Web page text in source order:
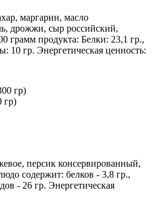
маргарин, масло
дрожжи, сыр российский,
грамм продукта: Белки: 23,1 гр.,
10 гр. Энергетическая ценность:
гр)
персик консервированный,
содержит: белков - 3,8 гр.,
- 26 гр. Энергетическая